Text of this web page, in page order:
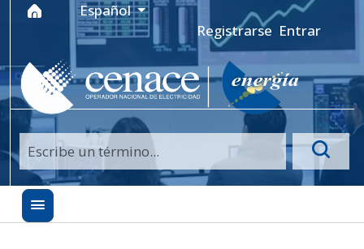
Ir al menú de navegación principal
Ir al contenido principal
Ir al pie de página del sitio
Idioma
Español
Registrarse Entrar